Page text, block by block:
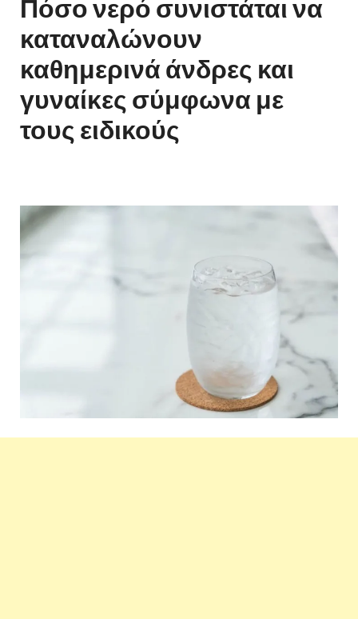
Πόσο νερό συνιστάται να
καταναλώνουν
καθημερινά άνδρες και
γυναίκες σύμφωνα με
τους ειδικούς